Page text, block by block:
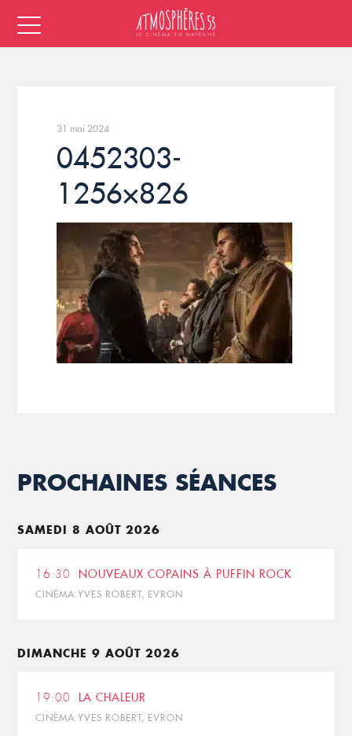
31 mai 2024
0452303-
1256×826
PROCHAINES SÉANCES
SAMEDI 8 AOÛT 2026
16:30 NOUVEAUX COPAINS À PUFFIN ROCK
CINÉMA YVES ROBERT, EVRON
DIMANCHE 9 AOÛT 2026
19:00 LA CHALEUR
CINÉMA YVES ROBERT, EVRON